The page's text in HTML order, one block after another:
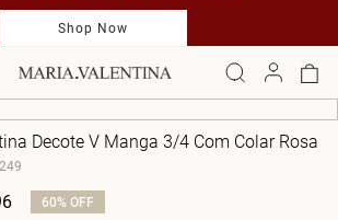
Shop Now
Decote V Manga 3/4 Com Colar Rosa
60% OFF